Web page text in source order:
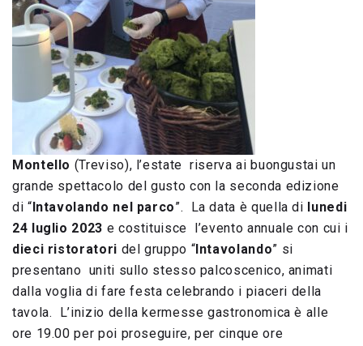
Montello (Treviso), l’estate riserva ai buongustai un
grande spettacolo del gusto con la seconda edizione
di “ Intavolando nel parco”. La data è quella di lunedi
24 luglio 2023 e costituisce l’evento annuale con cui i
dieci ristoratori del gruppo “ Intavolando” si
presentano uniti sullo stesso palcoscenico, animati
dalla voglia di fare festa celebrando i piaceri della
tavola. L’inizio della kermesse gastronomica è alle
ore 19.00 per poi proseguire, per cinque ore